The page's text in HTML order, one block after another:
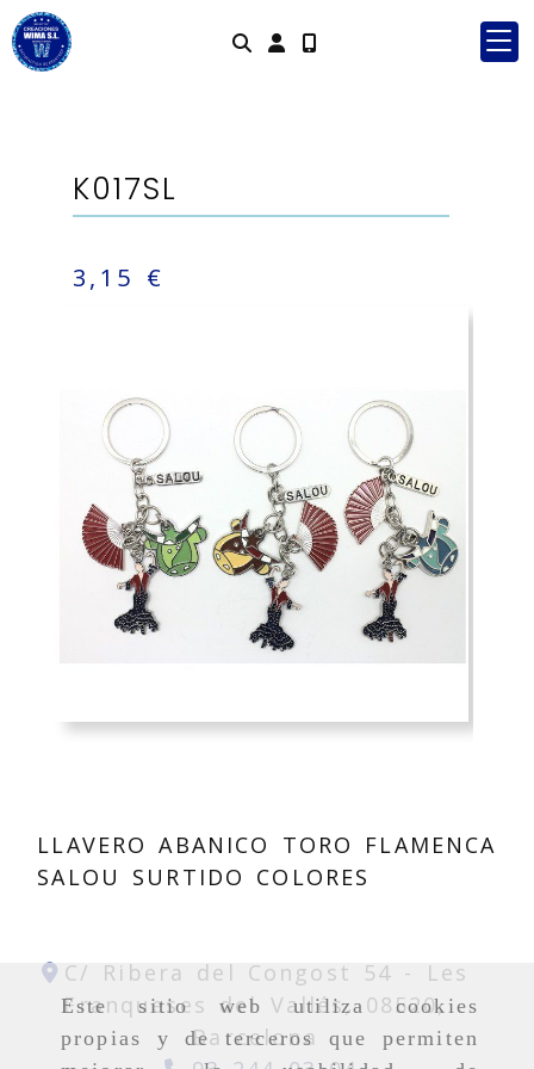
Este sitio web utiliza cookies
propias y de terceros que permiten
Identifícate
K017SL
3,15 €
LLAVERO ABANICO TORO FLAMENCA
SALOU SURTIDO COLORES
C/ Ribera del Congost 54 -
Les
Franqueses del Vallés, 08520,
Barcelona